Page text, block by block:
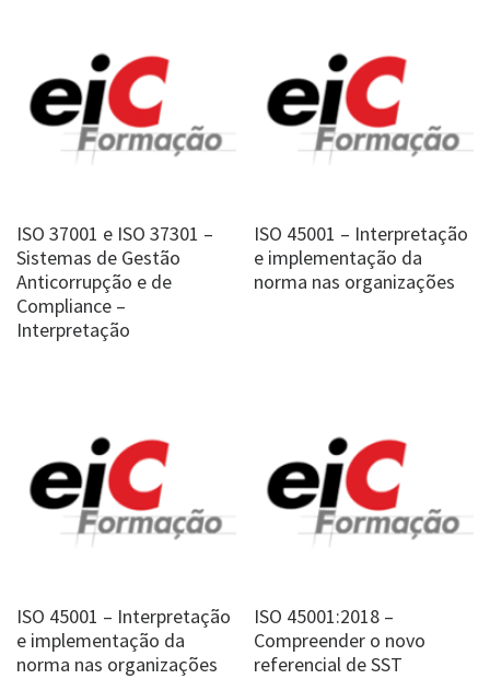
ISO 37001 e ISO 37301 –
Sistemas de Gestão
Anticorrupção e de
Compliance –
Interpretação
ISO 45001 – Interpretação
e implementação da
norma nas organizações
ISO 45001 – Interpretação
e implementação da
norma nas organizações
ISO 45001:2018 –
Compreender o novo
referencial de SST